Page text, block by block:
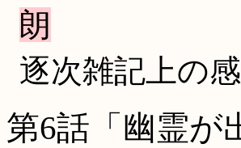
朗
逐次雑記上の
第6話「幽霊が